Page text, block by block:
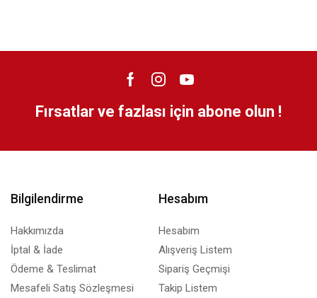
Fırsatlar ve fazlası için abone olun !
Bilgilendirme
Hakkımızda
İptal & İade
Ödeme & Teslimat
Mesafeli Satış Sözleşmesi
Hesabım
Hesabım
Alışveriş Listem
Sipariş Geçmişi
Takip Listem